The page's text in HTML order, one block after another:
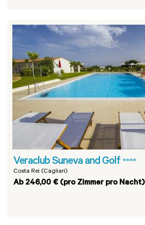
Veraclub Suneva and Golf ****
Costa Rei (Cagliari)
Ab 246,00 € (pro Zimmer pro Nacht)